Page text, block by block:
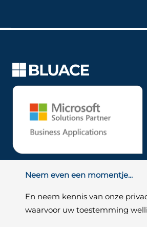
Neem even een momentje...
En neem kennis van onze
waarvoor uw toestemming